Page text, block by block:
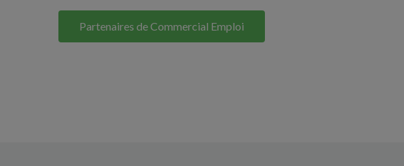
Partenaires de Commercial Emploi